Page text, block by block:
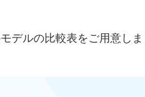
デルの比較表をご用意しま